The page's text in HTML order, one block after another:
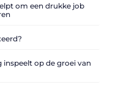
om een drukke job
op de groei van